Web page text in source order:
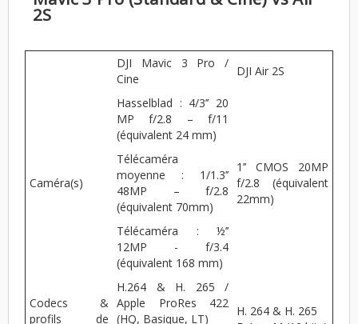
2S
DJI Mavic 3 Pro /
Cine
DJI Air 2S
Caméra(s)
Hasselblad : 4/3’’ 20
MP f/2.8 – f/11
(équivalent 24 mm)
Télécaméra
moyenne : 1/1.3’’
48MP – f/2.8
(équivalent 70mm)
Télécaméra : ½’’
12MP - f/3.4
(équivalent 168 mm)
1’’ CMOS 20MP
f/2.8 (équivalent
22mm)
Codecs &
profils de
H.264 & H. 265 /
Apple ProRes 422
(HQ, Basique, LT)
H. 264 & H. 265